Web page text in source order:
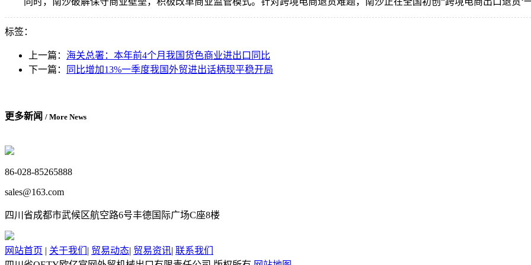
标签：
上一篇： 海关总署：本年前4个月我国货色商业进出口同比
下一篇：
同比增加13%一季度我国外贸进出话柄现平稳开局
更多新闻 / More News
86-028-85265888
sales@163.com
四川省成都市武候区航空路6号丰德国际广场C座8楼
网站首页 | 关于我们 | 贸易动态| 贸易资讯| 联系我们